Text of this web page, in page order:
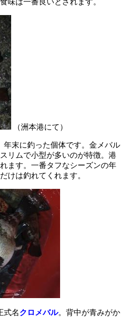
味は一番良いとされます。
（洲本港にて）
年末に釣った個体です。金メバル
リムで小型が多いのが特徴。港
ます。一番タフなシーズンの年
けは釣れてくれます。
式名クロメバル。背中が青みがか